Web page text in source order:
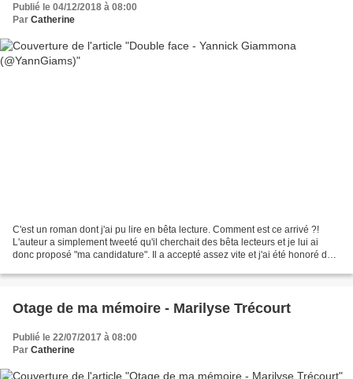
Publié le 04/12/2018 à 08:00
Par Catherine
C'est un roman dont j'ai pu lire en bêta lecture. Comment est ce arrivé ?!
L'auteur a simplement tweeté qu'il cherchait des bêta lecteurs et je lui ai
donc proposé "ma candidature". Il a accepté assez vite et j'ai été honoré de
Otage de ma mémoire - Marilyse Trécourt
Publié le 22/07/2017 à 08:00
Par Catherine